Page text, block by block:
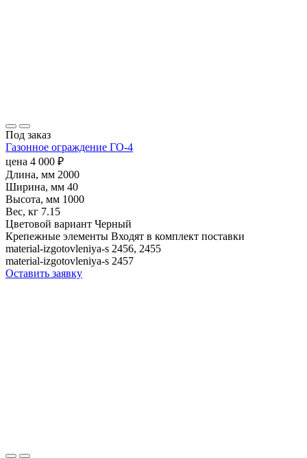
Под заказ
Газонное ограждение ГО-4
цена 4 000 ₽
Длина, мм 2000
Ширина, мм 40
Высота, мм 1000
Вес, кг 7.15
Цветовой вариант Черный
Крепежные элементы Входят в комплект поставки
material-izgotovleniya-s 2456, 2455
material-izgotovleniya-s 2457
Оставить заявку